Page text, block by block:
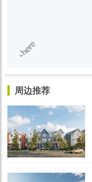
周边推荐